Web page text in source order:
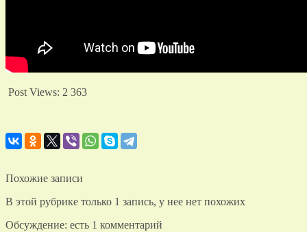
Post Views: 2 363
Похожие записи
В этой рубрике только 1 запись, у нее нет похожих
Обсуждение: есть 1 комментарий